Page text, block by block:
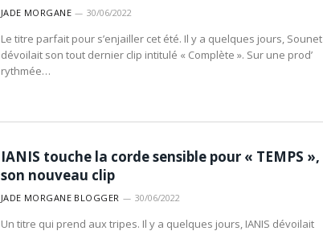
JADE MORGANE 30/06/2022
Le titre parfait pour s’enjailler cet été. Il y a quelques jours, Sounet
dévoilait son tout dernier clip intitulé « Complète ». Sur une prod’
rythmée…
IANIS touche la corde sensible pour « TEMPS »,
son nouveau clip
JADE MORGANE BLOGGER 30/06/2022
Un titre qui prend aux tripes. Il y a quelques jours, IANIS dévoilait